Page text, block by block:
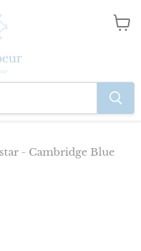
- Cambridge Blue